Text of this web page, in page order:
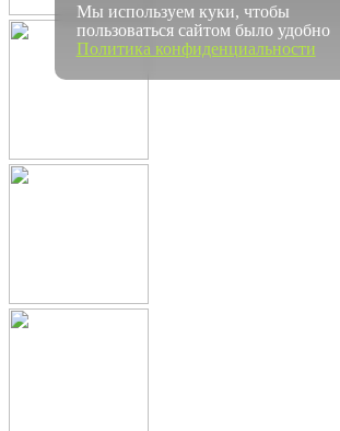
Мы используем куки, чтобы
пользоваться сайтом было удобно
Политика конфиденциальности